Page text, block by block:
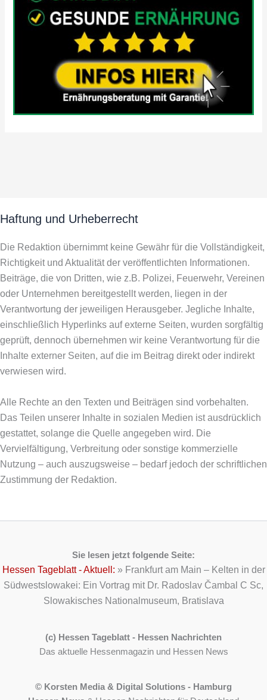
Haftung und Urheberrecht
Die Redaktion übernimmt keine Gewähr für die Vollständigkeit,
Richtigkeit und Aktualität der veröffentlichten Informationen.
Beiträge, die von Dritten, wie z.B. Polizei, Feuerwehr, Vereinen
oder Unternehmen bereitgestellt werden, liegen in der
Verantwortung der jeweiligen Herausgeber. Jegliche Inhalte,
einschließlich Hyperlinks auf externe Seiten, wurden sorgfältig
geprüft, dennoch übernehmen wir keine Verantwortung für die
Inhalte externer Seiten, auf die im Beitrag direkt oder indirekt
verwiesen wird.
Alle Rechte an den Texten und Beiträgen sind vorbehalten.
Das Teilen unserer Inhalte in sozialen Medien ist ausdrücklich
gestattet, solange die Quelle angegeben wird. Die
Vervielfältigung, Verbreitung oder sonstige kommerzielle
Nutzung – auch auszugsweise – bedarf jedoch der schriftlichen
Zustimmung der Redaktion.
Sie lesen jetzt folgende Seite:
Hessen Tageblatt - Aktuell: » Frankfurt am Main – Kelten in der
Südwestslowakei: Ein Vortrag mit Dr. Radoslav Čambal C Sc,
Slowakisches Nationalmuseum, Bratislava
(c) Hessen Tageblatt - Hessen Nachrichten
Das aktuelle Hessenmagazin und Hessen News
© Korsten Media & Digital Solutions - Hamburg